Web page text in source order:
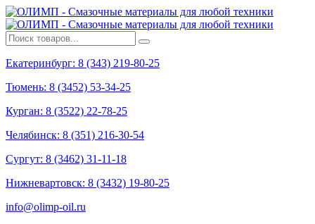
Екатеринбург: 8 (343) 219-80-25
Тюмень: 8 (3452) 53-34-25
Курган: 8 (3522) 22-78-25
Челябинск: 8 (351) 216-30-54
Сургут: 8 (3462) 31-11-18
Нижневартовск: 8 (3432) 19-80-25
info@olimp-oil.ru